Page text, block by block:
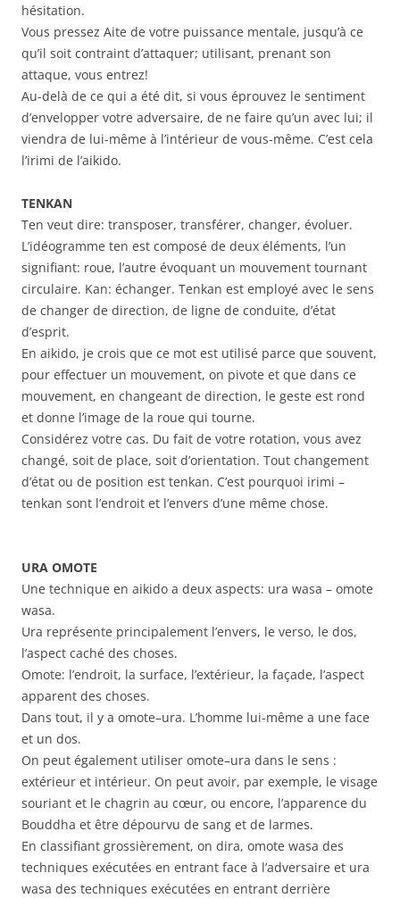
hésitation.
Vous pressez Aite de votre puissance mentale, jusqu’à ce
qu’il soit contraint d’attaquer; utilisant, prenant son
attaque, vous entrez!
Au-delà de ce qui a été dit, si vous éprouvez le sentiment
d’envelopper votre adversaire, de ne faire qu’un avec lui; il
viendra de lui-même à l’intérieur de vous-même. C’est cela
l’irimi de l’aikido.
TENKAN
Ten veut dire: transposer, transférer, changer, évoluer.
L’idéogramme ten est composé de deux éléments, l’un
signifiant: roue, l’autre évoquant un mouvement tournant
circulaire. Kan: échanger. Tenkan est employé avec le sens
de changer de direction, de ligne de conduite, d’état
d’esprit.
En aikido, je crois que ce mot est utilisé parce que souvent,
pour effectuer un mouvement, on pivote et que dans ce
mouvement, en changeant de direction, le geste est rond
et donne l’image de la roue qui tourne.
Considérez votre cas. Du fait de votre rotation, vous avez
changé, soit de place, soit d’orientation. Tout changement
d’état ou de position est tenkan. C’est pourquoi irimi –
tenkan sont l’endroit et l’envers d’une même chose.
URA OMOTE
Une technique en aikido a deux aspects: ura wasa – omote
wasa.
Ura représente principalement l’envers, le verso, le dos,
l’aspect caché des choses.
Omote: l’endroit, la surface, l’extérieur, la façade, l’aspect
apparent des choses.
Dans tout, il y a omote–ura. L’homme lui-même a une face
et un dos.
On peut également utiliser omote–ura dans le sens :
extérieur et intérieur. On peut avoir, par exemple, le visage
souriant et le chagrin au cœur, ou encore, l’apparence du
Bouddha et être dépourvu de sang et de larmes.
En classifiant grossièrement, on dira, omote wasa des
techniques exécutées en entrant face à l’adversaire et ura
wasa des techniques exécutées en entrant derrière